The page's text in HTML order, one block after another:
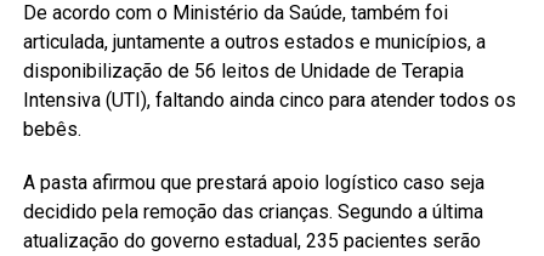
De acordo com o Ministério da Saúde, também foi
articulada, juntamente a outros estados e municípios, a
disponibilização de 56 leitos de Unidade de Terapia
Intensiva (UTI), faltando ainda cinco para atender todos os
bebês.
A pasta afirmou que prestará apoio logístico caso seja
decidido pela remoção das crianças. Segundo a última
atualização do governo estadual, 235 pacientes serão